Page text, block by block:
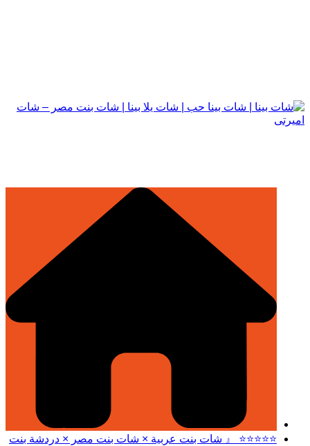
التجاوز
إلى
⭐⭐⭐⭐⭐ 『 شات بنت عربية × شات بنت مصر × دردشة بنت